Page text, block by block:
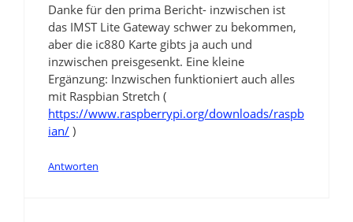
Danke für den prima Bericht- inzwischen ist
das IMST Lite Gateway schwer zu bekommen,
aber die ic880 Karte gibts ja auch und
inzwischen preisgesenkt. Eine kleine
Ergänzung: Inzwischen funktioniert auch alles
mit Raspbian Stretch (
https://www.raspberrypi.org/downloads/raspb
ian/ )
Antworten